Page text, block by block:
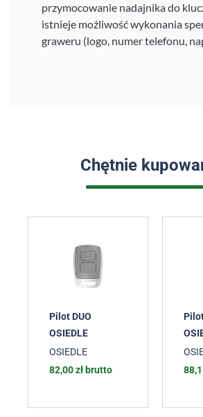
przymocowanie nadajnika do
istnieje możliwość wykonania
graweru (logo, numer telefonu,
Chętnie
Pilot DUO
OSIEDLE
OSIEDLE
82,00zł brutto